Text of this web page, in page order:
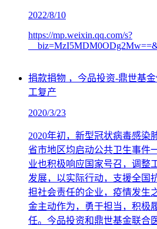
2022/8/10
https://mp.weixin.qq.com/s?
捐款捐物 ，今品投资-鼎世基
工复产
2020/3/23
2020年初，新型冠状病毒感染
省市地区均启动公共卫生事件
业也积极响应国家号召，调整
发展，以实际行动，支援全国
担社会责任的企业，疫情发生
金主动作为，勇于担当，积极
任。今品投资和鼎世基金联合